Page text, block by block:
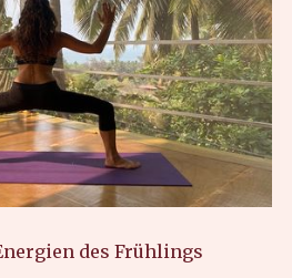
des Frühlings